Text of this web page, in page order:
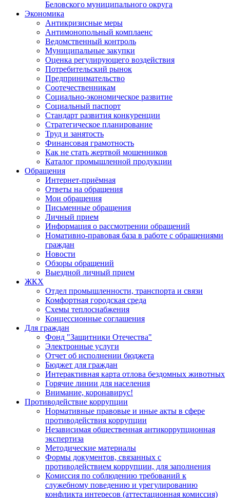
Беловского муниципального округа
Экономика
Антикризисные меры
Антимонопольный комплаенс
Ведомственный контроль
Муниципальные закупки
Оценка регулирующего воздействия
Потребительский рынок
Предпринимательство
Соотечественникам
Социально-экономическое развитие
Социальный паспорт
Стандарт развития конкуренции
Стратегическое планирование
Труд и занятость
Финансовая грамотность
Как не стать жертвой мошенников
Каталог промышленной продукции
Обращения
Интернет-приёмная
Ответы на обращения
Мои обращения
Письменные обращения
Личный прием
Информация о рассмотрении обращений
Номативно-правовая база в работе с обращениями
граждан
Новости
Обзоры обращений
Выездной личный прием
ЖКХ
Отдел промышленности, транспорта и связи
Комфортная городская среда
Схемы теплоснабжения
Концессионные соглашения
Для граждан
Фонд "Защитники Отечества"
Электронные услуги
Отчет об исполнении бюджета
Бюджет для граждан
Интерактивная карта отлова бездомных животных
Горячие линии для населения
Внимание, коронавирус!
Противодействие коррупции
Нормативные правовые и иные акты в сфере
противодействия коррупции
Независимая общественная антикоррупционная
экспертиза
Методические материалы
Формы документов, связанных с
противодействием коррупции, для заполнения
Комиссия по соблюдению требований к
служебному поведению и урегулированию
конфликта интересов (аттестационная комиссия)